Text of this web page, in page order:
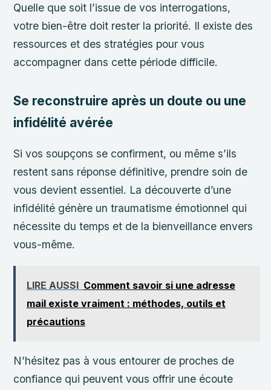
Quelle que soit l’issue de vos interrogations,
votre bien-être doit rester la priorité. Il existe des
ressources et des stratégies pour vous
accompagner dans cette période difficile.
Se reconstruire après un doute ou une
infidélité avérée
Si vos soupçons se confirment, ou même s’ils
restent sans réponse définitive, prendre soin de
vous devient essentiel. La découverte d’une
infidélité génère un traumatisme émotionnel qui
nécessite du temps et de la bienveillance envers
vous-même.
LIRE AUSSI Comment savoir si une adresse
mail existe vraiment : méthodes, outils et
précautions
N’hésitez pas à vous entourer de proches de
confiance qui peuvent vous offrir une écoute